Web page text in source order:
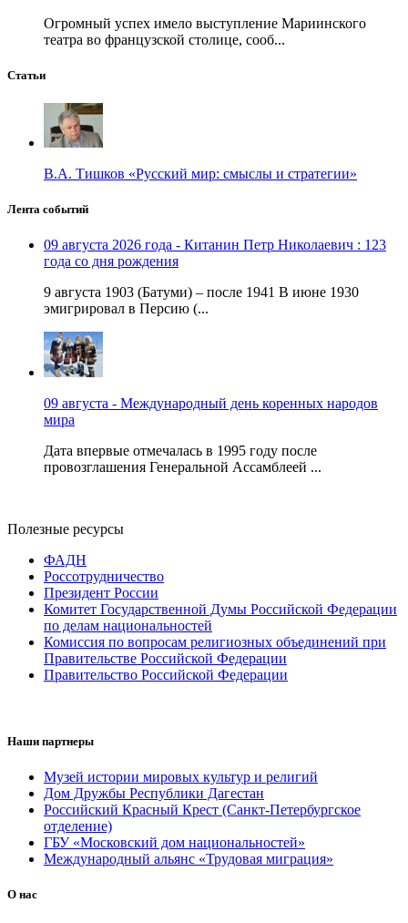
Огромный успех имело выступление Мариинского
театра во французской столице, сооб...
Статьи
В.А. Тишков «Русский мир: смыслы и стратегии»
Лента событий
09 августа 2026 года - Китанин Петр Николаевич : 123
года со дня рождения
9 августа 1903 (Батуми) – после 1941 В июне 1930
эмигрировал в Персию (...
09 августа - Международный день коренных народов
мира
Дата впервые отмечалась в 1995 году после
провозглашения Генеральной Ассамблеей ...
Полезные ресурсы
ФАДН
Россотрудничество
Президент России
Комитет Государственной Думы Российской Федерации
по делам национальностей
Комиссия по вопросам религиозных объединений при
Правительстве Российской Федерации
Правительство Российской Федерации
Наши партнеры
Музей истории мировых культур и религий
Дом Дружбы Республики Дагестан
Российский Красный Крест (Санкт-Петербургское
отделение)
ГБУ «Московский дом национальностей»
Международный альянс «Трудовая миграция»
О нас